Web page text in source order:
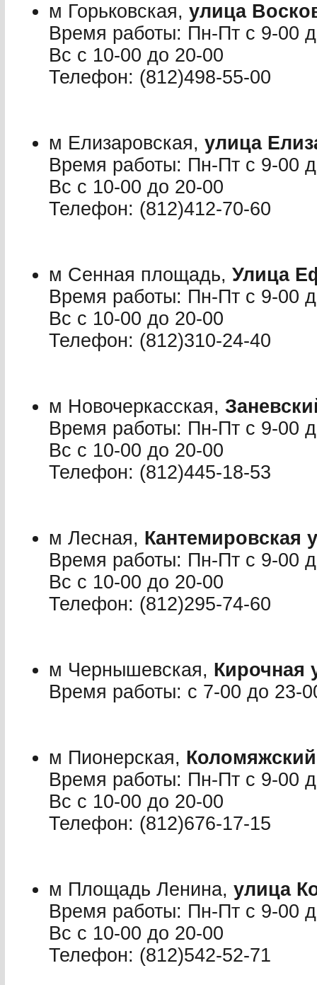
м Горьковская, улица
Время работы: Пн-Пт с 9-00
Вс с 10-00 до 20-00
Телефон: (812)498-55-00
м Елизаровская, улица
Время работы: Пн-Пт с 9-00
Вс с 10-00 до 20-00
Телефон: (812)412-70-60
м Сенная площадь, Улица
Время работы: Пн-Пт с 9-00
Вс с 10-00 до 20-00
Телефон: (812)310-24-40
м Новочеркасская,
Время работы: Пн-Пт с 9-00
Вс с 10-00 до 20-00
Телефон: (812)445-18-53
м Лесная, Кантемировская
Время работы: Пн-Пт с 9-00
Вс с 10-00 до 20-00
Телефон: (812)295-74-60
м Чернышевская, Кирочная
Время работы: с 7-00 до 23-
м Пионерская,
Время работы: Пн-Пт с 9-00
Вс с 10-00 до 20-00
Телефон: (812)676-17-15
м Площадь Ленина, улица
Время работы: Пн-Пт с 9-00
Вс с 10-00 до 20-00
Телефон: (812)542-52-71